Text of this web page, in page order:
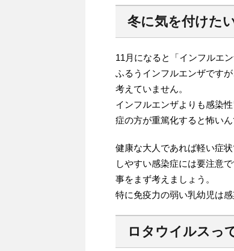
冬に気を付けた
11月になると「インフルエ
ふるうインフルエンザです
考えていません。
インフルエンザよりも感染
症の方が重篤化すると怖いん
健康な大人であれば軽い症
しやすい感染症には要注意
事をまず考えましょう。
特に免疫力の弱い乳幼児は
ロタウイルスっ